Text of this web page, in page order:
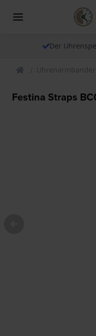
Der
Uhrenarmbander
Festina Straps